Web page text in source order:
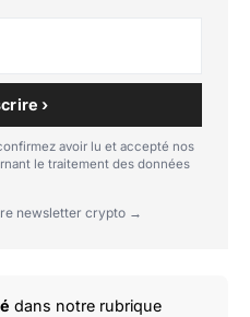
›
avoir lu et accepté nos
le traitement des données
newsletter crypto →
dans notre rubrique